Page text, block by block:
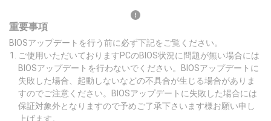
重要事項
BIOSアップデートを行う前に必ず下記をご覧ください。
ご使用いただいておりますPCのBIOS状況に問題が無い場合には
BIOSアップデートを行わないでください。BIOSアップデートに
失敗した場合、起動しないなどの不具合が生じる場合がありま
すのでご注意ください。BIOSアップデートに失敗した場合には
保証対象外となりますので予めご了承下さいます様お願い申し
上げます。